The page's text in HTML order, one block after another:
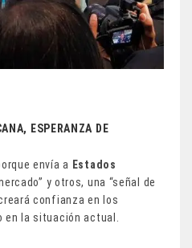
ESPERANZA DE
envía a Estados
y otros, una “señal de
confianza en los
la situación actual.